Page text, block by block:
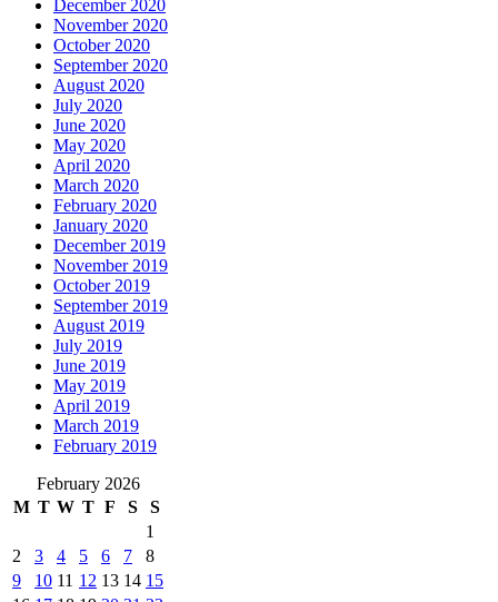
December 2020
November 2020
October 2020
September 2020
August 2020
July 2020
June 2020
May 2020
April 2020
March 2020
February 2020
January 2020
December 2019
November 2019
October 2019
September 2019
August 2019
July 2019
June 2019
May 2019
April 2019
March 2019
February 2019
February 2026
M T W T F S
S
1
2
3 4 5 6 7
8
9
10 11 12 13 14 15